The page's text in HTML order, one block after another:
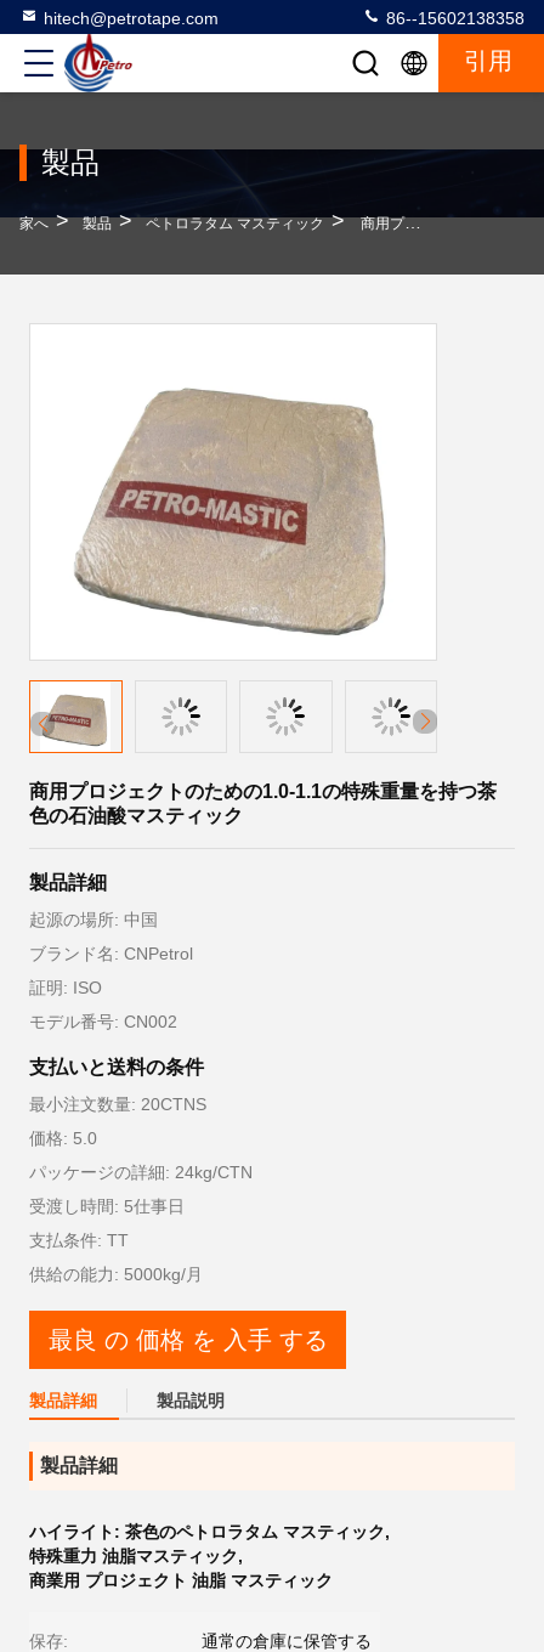
hitech@petrotape.com 86--15602138358
引用
製品
家へ > 製品 > ペトロラタム マスティック > 商用プロジェクトのための1.0-1.1の特殊重量を持つ茶色の石油酸マスティック
商用プロジェクトのための1.0-1.1の特殊重量を持つ茶
色の石油酸マスティック
製品詳細
起源の場所: 中国
ブランド名: CNPetrol
証明: ISO
モデル番号: CN002
支払いと送料の条件
最小注文数量: 20CTNS
価格: 5.0
パッケージの詳細: 24kg/CTN
受渡し時間: 5仕事日
支払条件: TT
供給の能力: 5000kg/月
最良 の 価格 を 入手 する
製品詳細 製品説明
製品詳細
ハイライト: 茶色のペトロラタム マスティック,
特殊重力 油脂マスティック,
商業用 プロジェクト 油脂 マスティック
保存: 通常の倉庫に保管する